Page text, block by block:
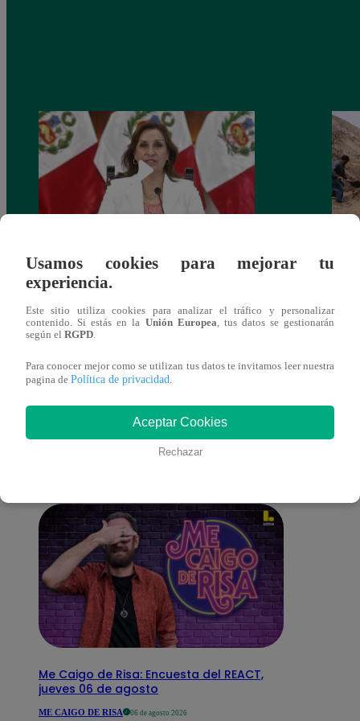
Congreso: proponen que el aumento del
salario presidencial se aplique desde 2026
Las
También te puede
interesar
Me Caigo de Risa: Encuesta del REACT,
jueves 06 de agosto
ME CAIGO DE RISA 06 de agosto 2026
Usamos cookies para mejorar tu
experiencia.
Este sitio utiliza cookies para analizar el tráfico y personalizar
contenido. Si estás en la Unión Europea, tus datos se gestionarán
según el RGPD.
Para conocer mejor como se utilizan tus datos te invitamos leer nuestra
pagina de Política de privacidad.
Aceptar Cookies
Rechazar